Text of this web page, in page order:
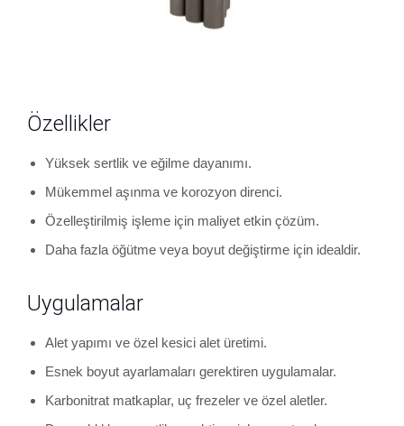
Özellikler
Yüksek sertlik ve eğilme dayanımı.
Mükemmel aşınma ve korozyon direnci.
Özelleştirilmiş işleme için maliyet etkin çözüm.
Daha fazla öğütme veya boyut değiştirme için idealdir.
Uygulamalar
Alet yapımı ve özel kesici alet üretimi.
Esnek boyut ayarlamaları gerektiren uygulamalar.
Karbonitrat matkaplar, uç frezeler ve özel aletler.